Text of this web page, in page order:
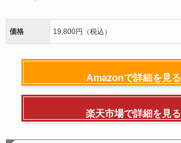
価格 19,800円（税込）
Amazonで詳細を見る
楽天市場で詳細を見る